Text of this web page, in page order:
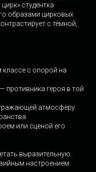
студентка
образами цирковых
с тёмной,
с опорой на
противника героя в той
атмосферу
или сценой его
выразительную
настроением.